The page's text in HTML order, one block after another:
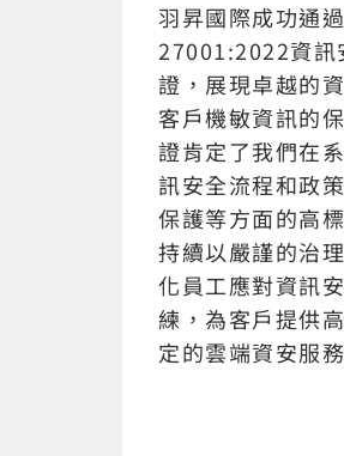
羽昇國際成功通
27001:2022資訊
證，展現卓越的
客戶機敏資訊的
證肯定了我們在
訊安全流程和政
保護等方面的高
持續以嚴謹的治
化員工應對資訊
練，為客戶提供
定的雲端資安服務